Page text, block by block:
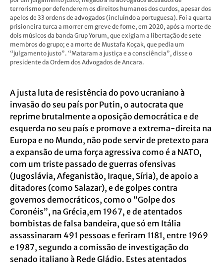
terrorismo por defenderem os direitos humanos dos curdos, apesar dos
apelos de 33 ordens de advogados (incluíndo a portuguesa). Foi a quarta
prisioneira turca a morrer em greve de fome, em 2020, após a morte de
dois músicos da banda Grup Yorum, que exigiam a libertação de sete
membros do grupo; e a morte de Mustafa Koçak, que pedia um
“julgamento justo”. “Mataram a justiça e a consciência”, disse o
presidente da Ordem dos Advogados de Ancara.
A justa luta de resistência do povo ucraniano à
invasão do seu país por Putin, o autocrata que
reprime brutalmente a oposição democrática e de
esquerda no seu país e promove a extrema-direita na
Europa e no Mundo, não pode servir de pretexto para
a expansão de uma força agressiva como é a NATO,
com um triste passado de guerras ofensivas
(Jugoslávia, Afeganistão, Iraque, Síria), de apoio a
ditadores (como Salazar), e de golpes contra
governos democráticos, como o “Golpe dos
Coronéis”, na Grécia,em 1967, e de atentados
bombistas de falsa bandeira, que só em Itália
assassinaram 491 pessoas e feriram 1181, entre 1969
e 1987, segundo a comissão de investigação do
senado italiano à Rede Gládio. Estes atentados